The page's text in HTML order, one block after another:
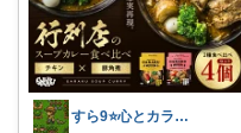
すら9⭐️心とカラダを満たす美味しいもの